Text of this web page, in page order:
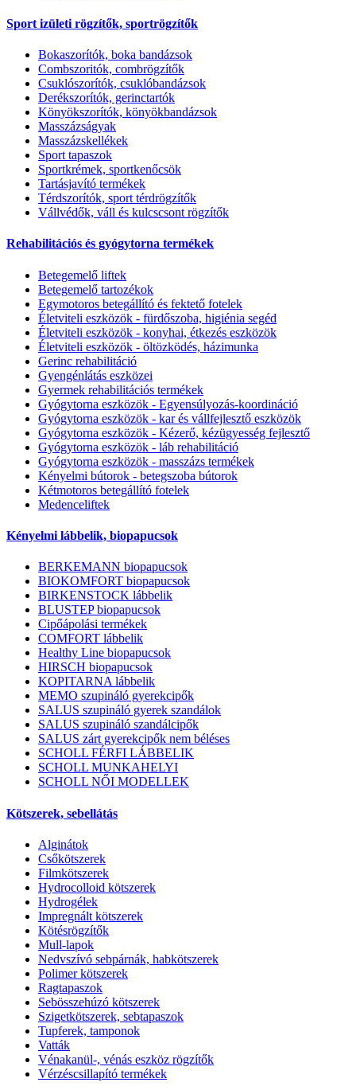
Sport izületi rögzítők, sportrögzítők
Bokaszorítók, boka bandázsok
Combszoritók, combrögzítők
Csuklószorítók, csuklóbandázsok
Derékszorítók, gerinctartók
Könyökszorítók, könyökbandázsok
Masszázságyak
Masszázskellékek
Sport tapaszok
Sportkrémek, sportkenőcsök
Tartásjavító termékek
Térdszorítók, sport térdrögzítők
Vállvédők, váll és kulcscsont rögzítők
Rehabilitációs és gyógytorna termékek
Betegemelő liftek
Betegemelő tartozékok
Egymotoros betegállító és fektető fotelek
Életviteli eszközök - fürdőszoba, higiénia segéd
Életviteli eszközök - konyhai, étkezés eszközök
Életviteli eszközök - öltözködés, házimunka
Gerinc rehabilitáció
Gyengénlátás eszközei
Gyermek rehabilitációs termékek
Gyógytorna eszközök - Egyensúlyozás-koordináció
Gyógytorna eszközök - kar és vállfejlesztő eszközök
Gyógytorna eszközök - Kézerő, kézügyesség fejlesztő
Gyógytorna eszközök - láb rehabilitáció
Gyógytorna eszközök - masszázs termékek
Kényelmi bútorok - betegszoba bútorok
Kétmotoros betegállító fotelek
Medenceliftek
Kényelmi lábbelik, biopapucsok
BERKEMANN biopapucsok
BIOKOMFORT biopapucsok
BIRKENSTOCK lábbelik
BLUSTEP biopapucsok
Cipőápolási termékek
COMFORT lábbelik
Healthy Line biopapucsok
HIRSCH biopapucsok
KOPITARNA lábbelik
MEMO szupináló gyerekcipők
SALUS szupináló gyerek szandálok
SALUS szupináló szandálcipők
SALUS zárt gyerekcipők nem béléses
SCHOLL FÉRFI LÁBBELIK
SCHOLL MUNKAHELYI
SCHOLL NŐI MODELLEK
Kötszerek, sebellátás
Alginátok
Csőkötszerek
Filmkötszerek
Hydrocolloid kötszerek
Hydrogélek
Impregnált kötszerek
Kötésrögzítők
Mull-lapok
Nedvszívó sebpárnák, habkötszerek
Polimer kötszerek
Ragtapaszok
Sebösszehúzó kötszerek
Szigetkötszerek, sebtapaszok
Tupferek, tamponok
Vatták
Vénakanül-, vénás eszköz rögzítők
Vérzéscsillapító termékek